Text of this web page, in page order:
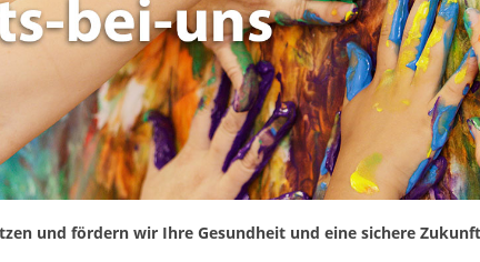
und fördern wir Ihre Gesundheit und eine sichere